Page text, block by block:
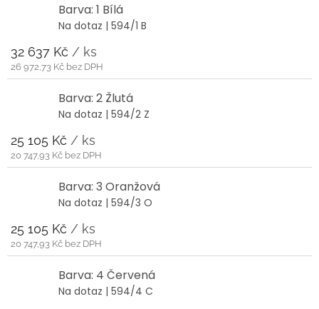
Barva: 1 Bílá
Na dotaz | 594/1 B
32 637 Kč / ks
26 972,73 Kč bez DPH
Barva: 2 Žlutá
Na dotaz | 594/2 Z
25 105 Kč / ks
20 747,93 Kč bez DPH
Barva: 3 Oranžová
Na dotaz | 594/3 O
25 105 Kč / ks
20 747,93 Kč bez DPH
Barva: 4 Červená
Na dotaz | 594/4 C